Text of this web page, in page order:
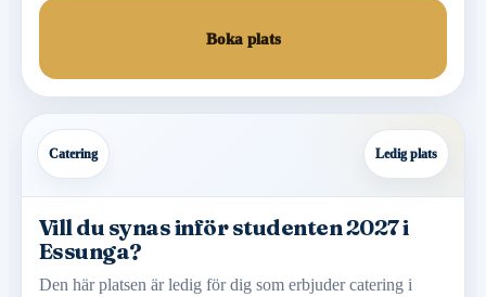
Boka plats
Catering Ledig plats
Vill du synas inför studenten 2027 i
Essunga?
Den här platsen är ledig för dig som erbjuder catering i